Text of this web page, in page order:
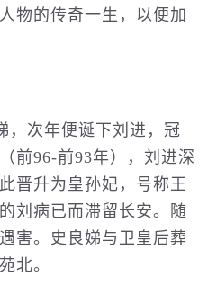
人物 的传奇一生，以便加
，次年便诞下刘进，冠
前96-前93年），刘进深
晋升为皇孙妃，号称王
刘病已而滞留长安。随
害。史良娣与卫皇后葬
北。